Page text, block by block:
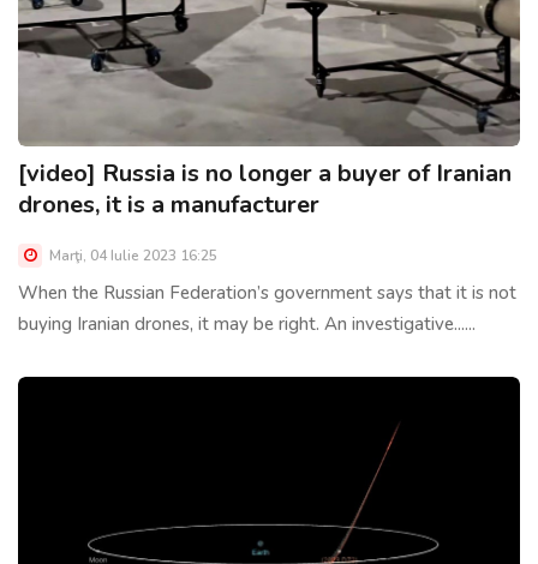
[video] Russia is no longer a buyer of Iranian
drones, it is a manufacturer
Marţi, 04 Iulie 2023 16:25
When the Russian Federation’s government says that it is not
buying Iranian drones, it may be right. An investigative......